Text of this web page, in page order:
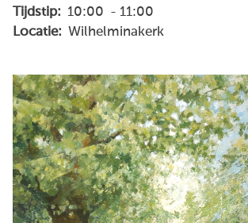
Tijdstip: 10:00 - 11:00
Locatie: Wilhelminakerk